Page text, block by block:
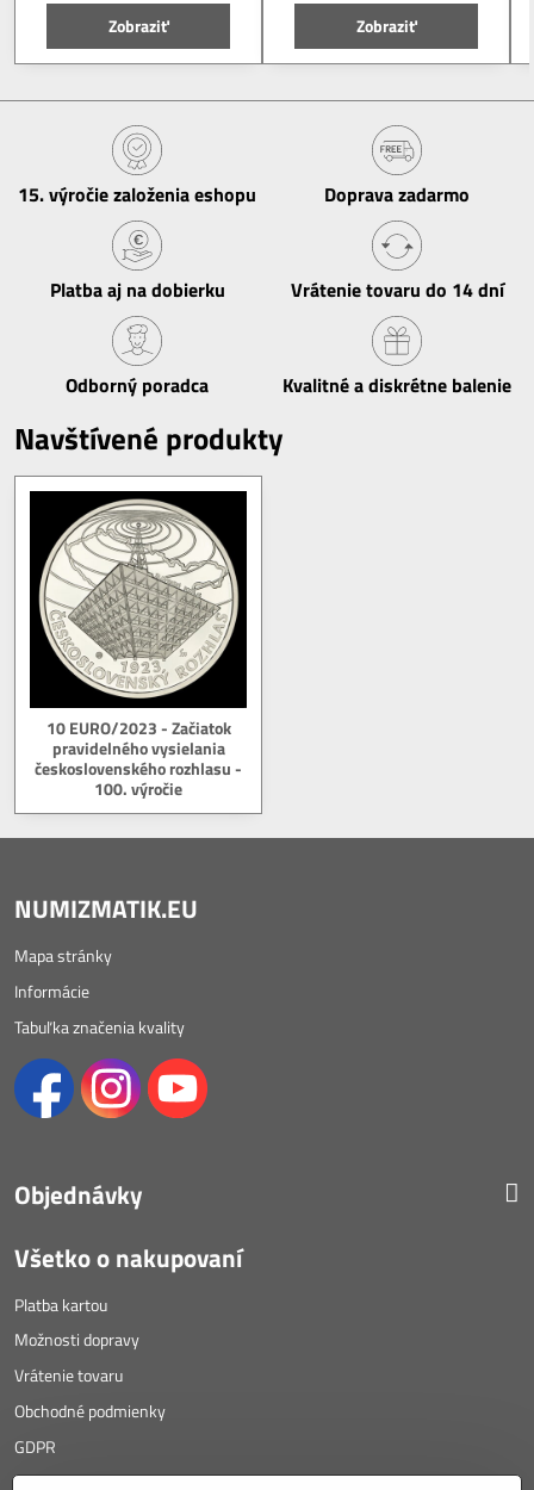
Zobraziť Zobraziť
15​. výročie založenia eshopu Doprava zadarmo
Platba aj na dobierku Vrátenie tovaru do 14 dní
Odborný poradca Kvalitné a diskrétne balenie
Navštívené produkty
10 EURO/2023 - Začiatok
pravidelného vysielania
československého rozhlasu -
100. výročie
NUMIZMATIK.EU
Mapa stránky
Informácie
Tabuľka značenia kvality
Objednávky
Všetko o nakupovaní
Platba kartou
Možnosti dopravy
Vrátenie tovaru
Obchodné podmienky
GDPR